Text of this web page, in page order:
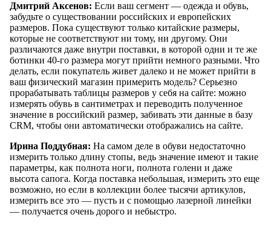
Дмитрий Аксенов: Если ваш сегмент — одежда и обувь,
забудьте о существовании российских и европейских
размеров. Пока существуют только китайские размеры,
которые не соответствуют ни тому, ни другому. Они
различаются даже внутри поставки, в которой одни и те же
ботинки 40-го размера могут прийти немного разными. Что
делать, если покупатель живет далеко и не может прийти в
ваш физический магазин примерить модель? Серьезно
прорабатывать таблицы размеров у себя на сайте: можно
измерять обувь в сантиметрах и переводить полученное
значение в российский размер, забивать эти данные в базу
СRM, чтобы они автоматически отображались на сайте.
Ирина Поддубная: На самом деле в обуви недостаточно
измерить только длину стопы, ведь значение имеют и такие
параметры, как полнота ноги, полнота голени и даже
высота сапога. Когда поставка небольшая, измерить это еще
возможно, но если в коллекции более тысячи артикулов,
измерить все это — пусть и с помощью лазерной линейки
— получается очень дорого и небыстро.